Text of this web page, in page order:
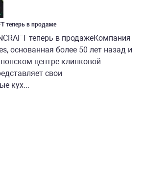
теперь в продаже
теперь в продажеКомпания
основанная более 50 лет назад и
центре клинковой
свои
кух...